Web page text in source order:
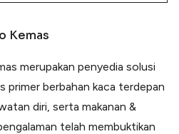
Kemas
merupakan penyedia solusi
primer berbahan kaca terdepan
diri, serta makanan &
telah membuktikan